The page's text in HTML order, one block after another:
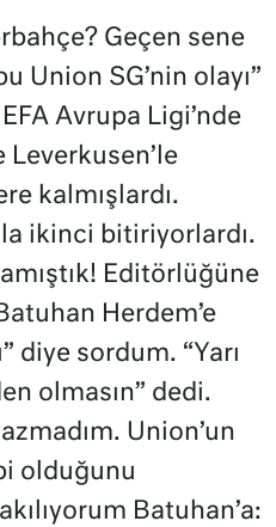
Geçen sene
Union SG’nin olayı”
Avrupa Ligi’nde
kalmışlardı.
ikinci bitiriyorlardı.
Editörlüğüne
Herdem’e
diye sordum. “Yarı
olmasın” dedi.
Union’un
olduğunu
Batuhan’a: